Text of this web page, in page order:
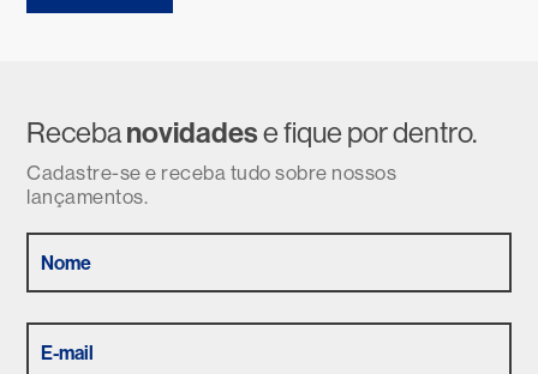
Recebanovidadese fique por dentro.
Cadastre-se e receba tudo sobre nossos
lançamentos.